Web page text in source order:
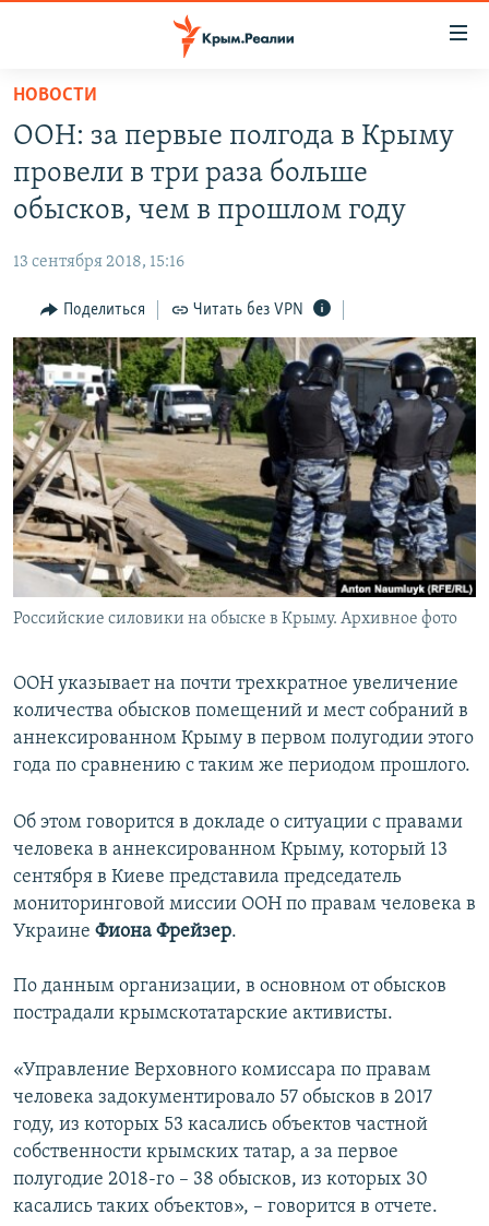
Вернуться
основному
содержанию
Вернутся
главной
навигации
Вернутся
поиску
ГРУЗ 200
11 ЛЕТ ОККУПАЦИИ КРЫМА. 11 ИСТОРИЙ СОПРОТИВЛЕНИЯ
ВОДА
ЕЩЕ
ИНТЕРАКТИВ
ИНФОГРАФИКА
ТЕЛЕПРОЕКТ КРЫМ.РЕАЛИИ
СОВЕТЫ ПРАВОЗАЩИТНИКОВ
ПРОПАВШИЕ БЕЗ ВЕСТИ
ПОБЕДИТЕЛЕЙ НЕ СУДЯТ?
КРЫМ.НЕПОКОРЕННЫЙ
ELIFBE
УКРАИНСКАЯ ПРОБЛЕМА КРЫМА
РАДІО СВОБОДА
КАК ОБОЙТИ БЛОКИРОВКУ
Українською
Qırımtatar
ПРИСОЕДИНЯЙТЕСЬ!
НОВОСТИ
ООН: за первые полгода в Крыму
провели в три раза больше
обысков, чем в прошлом году
13 сентября 2018, 15:16
Поделиться Читать без VPN
Российские силовики на обыске в Крыму. Архивное фото
ООН указывает на почти трехкратное увеличение
количества обысков помещений и мест собраний в
аннексированном Крыму в первом полугодии этого
года по сравнению с таким же периодом прошлого.
Об этом говорится в докладе о ситуации с правами
человека в аннексированном Крыму, который 13
сентября в Киеве представила председатель
мониторинговой миссии ООН по правам человека в
Украине Фиона Фрейзер.
По данным организации, в основном от обысков
пострадали крымскотатарские активисты.
«Управление Верховного комиссара по правам
человека задокументировало 57 обысков в 2017
году, из которых 53 касались объектов частной
собственности крымских татар, а за первое
полугодие 2018-го – 38 обысков, из которых 30
касались таких объектов», – говорится в отчете.